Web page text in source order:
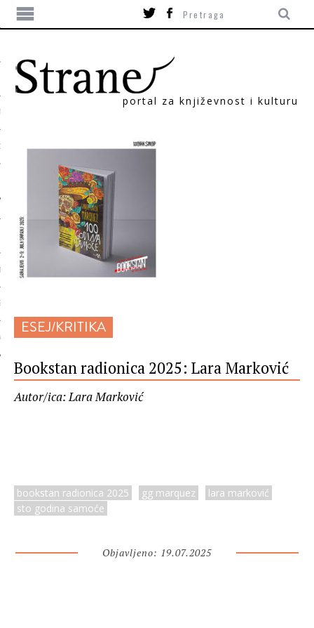
portal za književnost i kulturu
ESEJ/KRITIKA
Bookstan radionica 2025: Lara Marković
Autor/ica: Lara Marković
bookstan radionica 2025 gg marquez
lara marković
sto godina samoće
Objavljeno: 19.07.2025